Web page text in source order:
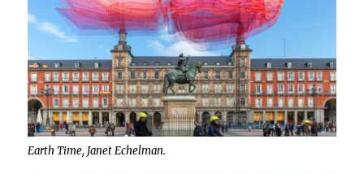
Earth Time, Janet Echelman.